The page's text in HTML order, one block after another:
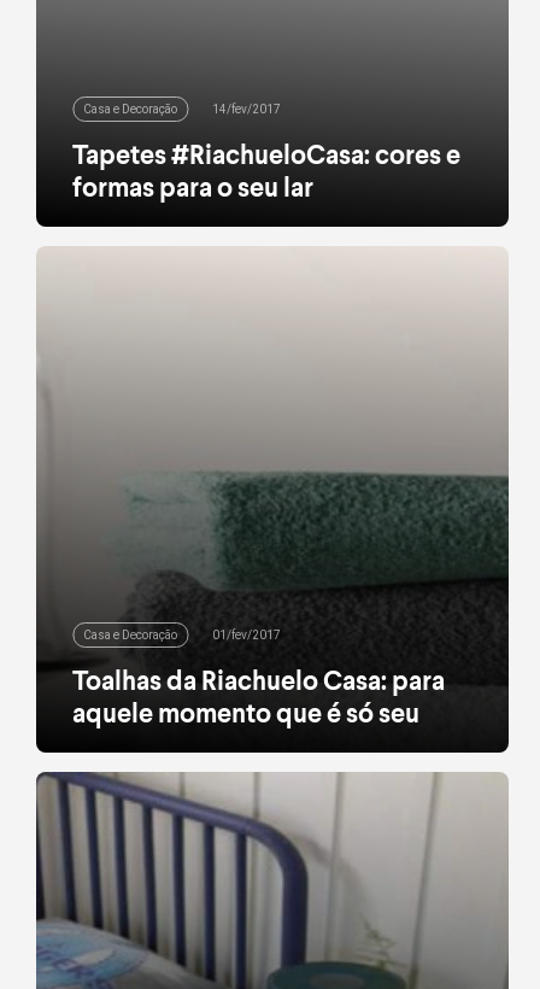
Casa e Decoração 14/fev/2017
Tapetes #RiachueloCasa: cores e
formas para o seu lar
Se tem algo que muda completamente um
ambiente são os tapetes. Eles são responsáveis
Casa e Decoração 01/fev/2017
Toalhas da Riachuelo Casa: para
aquele momento que é só seu
Com a correria do dia a dia, cada vez é mais
importante separar um tempinho especial para nós
mesmos. E nada melhor do que fazer a hora do
banho o nosso momento preferido: para isso,
toalhas confortáveis são itens essenciais! Macias
e com detalhes estampados, as peças, que
acabam de chegar às lojas, tem toque […]
leia mais